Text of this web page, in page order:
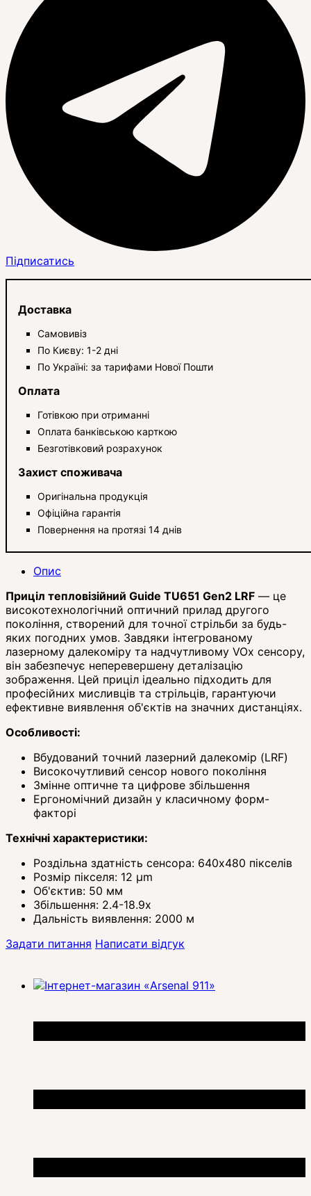
Підписатись
Доставка
Самовивіз
По Києву: 1-2 дні
По Україні: за тарифами Нової Пошти
Оплата
Готівкою при отриманні
Оплата банківською карткою
Безготівковий розрахунок
Захист споживача
Оригінальна продукція
Офіційна гарантія
Повернення на протязі 14 днів
Опис
Приціл тепловізійний Guide TU651 Gen2 LRF — це
високотехнологічний оптичний прилад другого
покоління, створений для точної стрільби за будь-
яких погодних умов. Завдяки інтегрованому
лазерному далекоміру та надчутливому VOx сенсору,
він забезпечує неперевершену деталізацію
зображення. Цей приціл ідеально підходить для
професійних мисливців та стрільців, гарантуючи
ефективне виявлення об'єктів на значних дистанціях.
Особливості:
Вбудований точний лазерний далекомір (LRF)
Високочутливий сенсор нового покоління
Змінне оптичне та цифрове збільшення
Ергономічний дизайн у класичному форм-
факторі
Технічні характеристики:
Роздільна здатність сенсора: 640x480 пікселів
Розмір пікселя: 12 µm
Об'єктив: 50 мм
Збільшення: 2.4-18.9x
Дальність виявлення: 2000 м
Задати питання Написати відгук